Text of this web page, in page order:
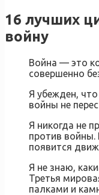
16 лучших
войну
Война — это
совершенно
Я убежден,
войны не
Я никогда не
против войны.
появится
Я не знаю,
Третья
палками и